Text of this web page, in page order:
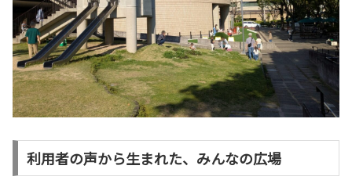
利用者の声から生まれた、みんなの広場